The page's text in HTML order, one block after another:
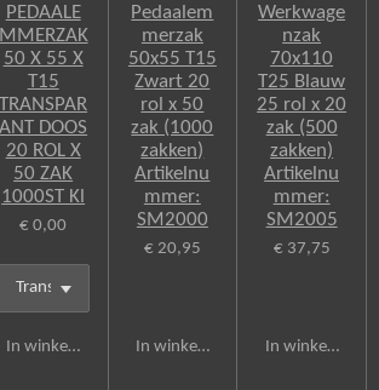
PEDAALE
MMERZAK
50 X 55 X
T15
TRANSPAR
ANT DOOS
20 ROL X
50 ZAK
1000ST Kl
€ 0,00
In winkelwagen
Pedaalem
merzak
50x55 T15
Zwart 20
rol x 50
zak (1000
zakken)
Artikelnu
mmer:
SM2000
€ 20,95
In winkelwagen
Werkwage
nzak
70x110
T25 Blauw
25 rol x 20
zak (500
zakken)
Artikelnu
mmer:
SM2005
€ 37,75
In winkelwagen